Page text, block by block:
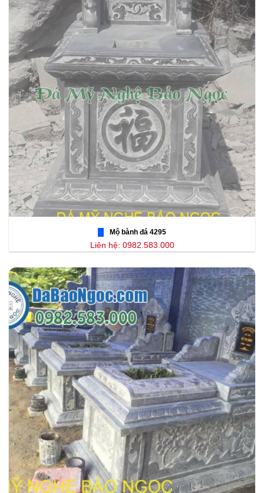
Mộ bành đá 4295
Liên hệ: 0982.583.000